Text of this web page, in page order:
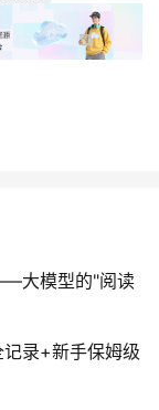
大模型的"阅读
录+新手保姆级